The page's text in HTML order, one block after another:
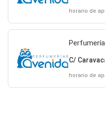
horario de
C/
horario de